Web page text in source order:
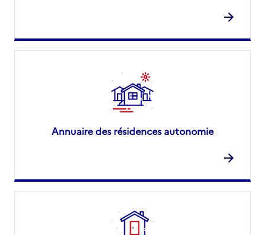
Annuaire des résidences autonomie